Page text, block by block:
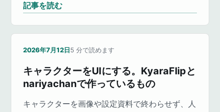
記事を読む
2026年7月12日5 分で読めます
キャラクターをUIにする。KyaraFlipと
nariyachanで作っているもの
キャラクターを画像や設定資料で終わらせず、人